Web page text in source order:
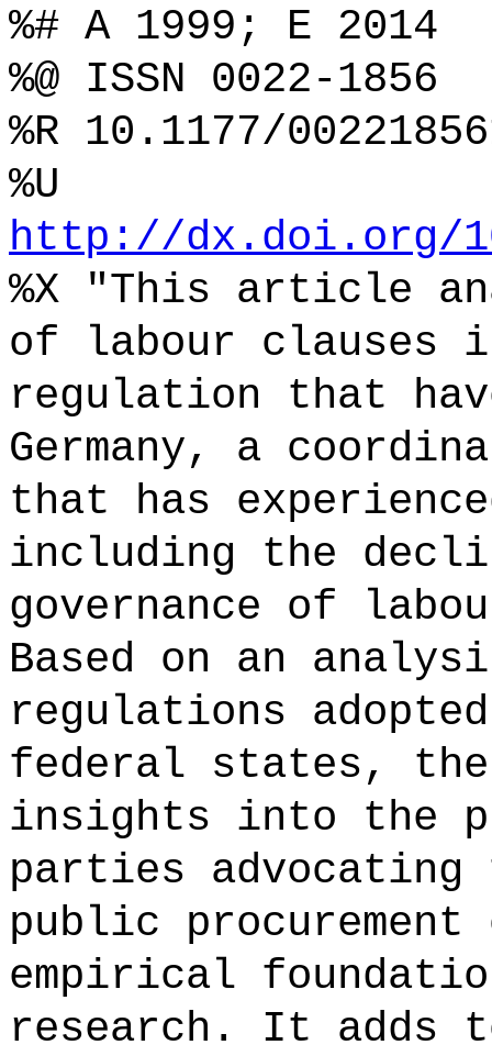
%# A 1999; E 2014
%@ ISSN 0022-1856
%R 10.1177/
%U
http://dx.doi.org/
%X "This article
of labour clauses
regulation that
Germany, a
that has
including the
governance of
Based on an
regulations
federal states,
insights into the
parties
public procurement
empirical
research. It adds